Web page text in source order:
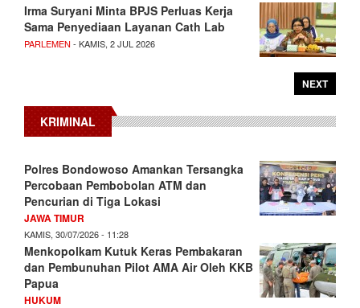
Irma Suryani Minta BPJS Perluas Kerja
Sama Penyediaan Layanan Cath Lab
PARLEMEN - KAMIS, 2 JUL 2026
NEXT
KRIMINAL
Polres Bondowoso Amankan Tersangka
Percobaan Pembobolan ATM dan
Pencurian di Tiga Lokasi
JAWA TIMUR
KAMIS, 30/07/2026 - 11:28
Menkopolkam Kutuk Keras Pembakaran
dan Pembunuhan Pilot AMA Air Oleh KKB
Papua
HUKUM